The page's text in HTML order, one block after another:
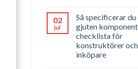
02
jul
Så specificerar du
gjuten
checklista för
konstruktörer och
inköpare